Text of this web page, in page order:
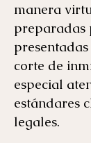
manera
preparadas
corte de
especial
estándares
legales.